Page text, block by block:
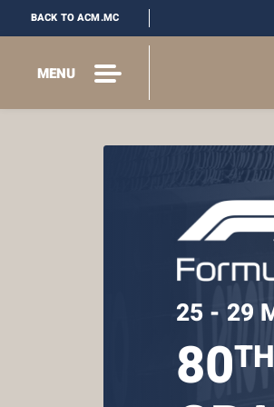
BACK TO ACM.MC
MENU
25 - 29
80TH